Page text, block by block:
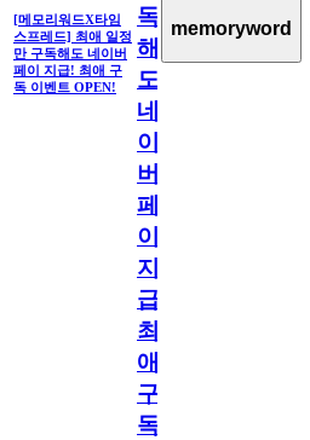
[메모리워드X타임
스프레드] 최애 일정
만 구독해도 네이버
페이 지급! 최애 구
독 이벤트 OPEN!
독
해
도
네
이
버
페
이
지
급!
최
애
구
독
memoryword